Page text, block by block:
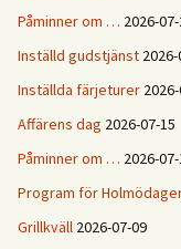
Påminner om … 2026-
Inställd gudstjänst
Inställda färjeturer
Affärens dag 2026-07-15
Påminner om … 2026-
Program för
Grillkväll 2026-07-09